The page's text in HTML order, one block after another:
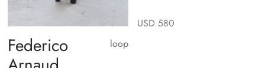
Federico
loop
USD 580